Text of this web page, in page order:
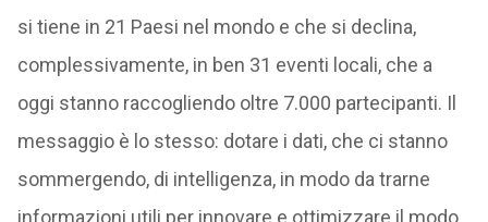
si tiene in 21 Paesi nel mondo e che si declina,
complessivamente, in ben 31 eventi locali, che a
oggi stanno raccogliendo oltre 7.000 partecipanti. Il
messaggio è lo stesso: dotare i dati, che ci stanno
sommergendo, di intelligenza, in modo da trarne
informazioni utili per innovare e ottimizzare il modo